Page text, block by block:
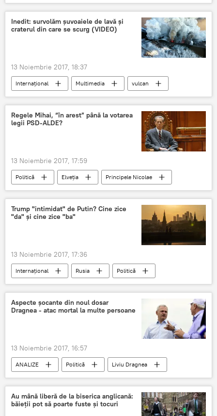
SUA
cereale export
piețe
concurență
Inedit: survolăm șuvoaiele de lavă și
craterul din care se scurg (VIDEO)
13 Noiembrie 2017, 18:37
Internaţional Multimedia
vulcan
Video
Rusia Erupție vulcanică
Regele Mihai, “în arest” până la votarea
legii PSD-ALDE?
13 Noiembrie 2017, 17:59
Politică Elveția
Principele Nicolae
PSD
ALDE
Familia Regala
Casa Regală
Monarhia
Regele
murit
Casa Regală a României
Trump "intimidat" de Putin? Cine zice
"da" și cine zice "ba"
13 Noiembrie 2017, 17:36
Internaţional Rusia
Politică
SUA
Vladimir Putin
Donald Trump
intimidare
presupunere
Aspecte șocante din noul dosar
Dragnea - atac mortal la multe persoane
13 Noiembrie 2017, 16:57
ANALIZE Politică
Liviu Dragnea
DNA
PSD Dosar penal
Au mână liberă de la biserica anglicană:
băieții pot să poarte fuste și tocuri